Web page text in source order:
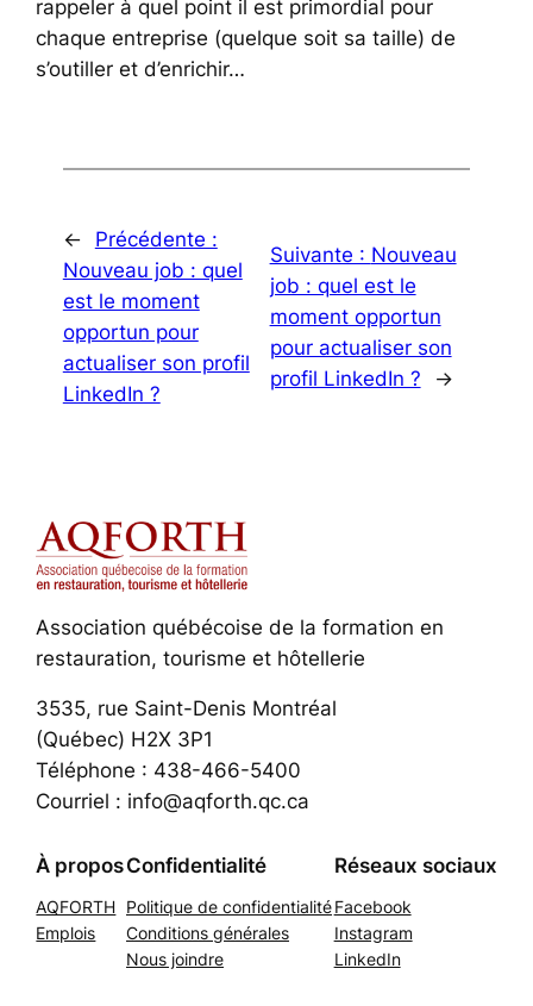
rappeler à quel point il est primordial pour
chaque entreprise (quelque soit sa taille) de
s’outiller et d’enrichir…
←
Précédente :
Nouveau job : quel
est le moment
opportun pour
actualiser son profil
LinkedIn ?
Suivante : Nouveau
job : quel est le
moment opportun
pour actualiser son
profil LinkedIn ?
→
Association québécoise de la formation en
restauration, tourisme et hôtellerie
3535, rue Saint-Denis Montréal
(Québec) H2X 3P1
Téléphone : 438-466-5400
Courriel : info@aqforth.qc.ca
À propos
AQFORTH
Emplois
Confidentialité
Politique de confidentialité
Conditions générales
Nous joindre
Réseaux sociaux
Facebook
Instagram
LinkedIn